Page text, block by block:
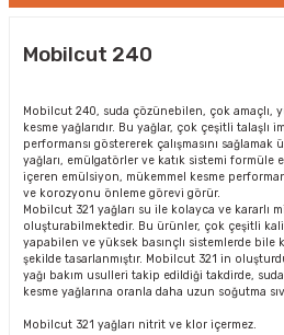
Mobilcut 240
Mobilcut 240, suda çözünebilen, çok amaçlı,
kesme yağlarıdır. Bu yağlar, çok çeşitli talaşlı
performansı göstererek çalışmasını
yağları, emülgatörler ve katık sistemi formüle
içeren emülsiyon, mükemmel kesme
ve korozyonu önleme görevi görür.
Mobilcut 321 yağları su ile kolayca ve kararlı
oluşturabilmektedir. Bu ürünler, çok çeşitli
yapabilen ve yüksek basınçlı sistemlerde bile
şekilde tasarlanmıştır. Mobilcut 321 in
yağı bakım usulleri takip edildiği takdirde,
kesme yağlarına oranla daha uzun soğutma
Mobilcut 321 yağları nitrit ve klor içermez.